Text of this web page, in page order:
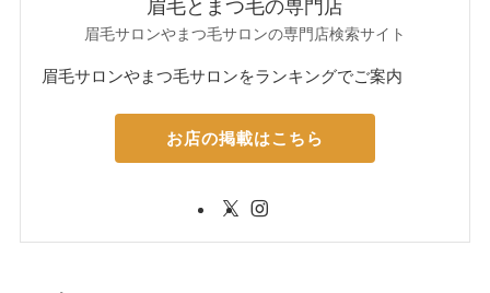
眉毛とまつ毛の専門店
眉毛サロンやまつ毛サロンの専門店検索サイト
眉毛サロンやまつ毛サロンをランキングでご案内
お店の掲載はこちら